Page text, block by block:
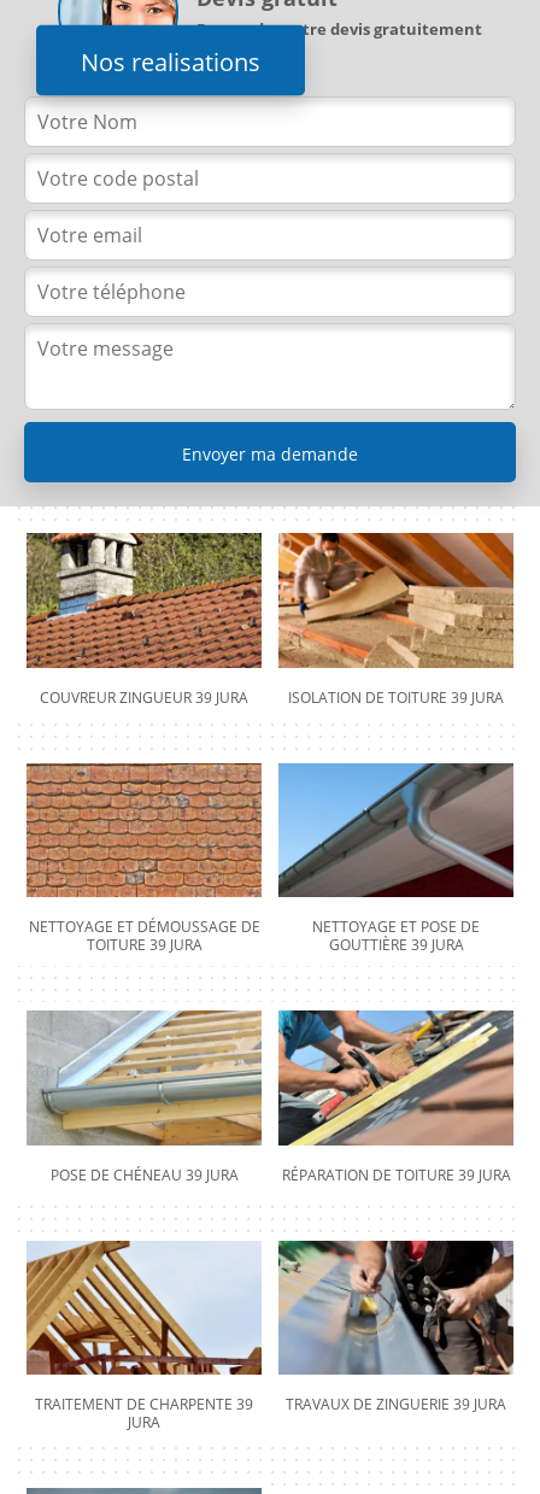
Nos realisations
Demandez votre devis gratuitement
COUVREUR ZINGUEUR 39 JURA ISOLATION DE TOITURE 39 JURA
NETTOYAGE ET DÉMOUSSAGE DE
TOITURE 39 JURA
NETTOYAGE ET POSE DE
GOUTTIÈRE 39 JURA
POSE DE CHÉNEAU 39 JURA RÉPARATION DE TOITURE 39 JURA
TRAITEMENT DE CHARPENTE 39
JURA
TRAVAUX DE ZINGUERIE 39 JURA